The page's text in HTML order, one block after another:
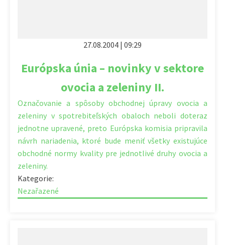
27.08.2004 | 09:29
Európska únia – novinky v sektore
ovocia a zeleniny II.
Označovanie a spôsoby obchodnej úpravy ovocia a
zeleniny v spotrebiteľských obaloch neboli doteraz
jednotne upravené, preto Európska komisia pripravila
návrh nariadenia, ktoré bude meniť všetky existujúce
obchodné normy kvality pre jednotlivé druhy ovocia a
zeleniny.
Kategorie:
Nezařazené